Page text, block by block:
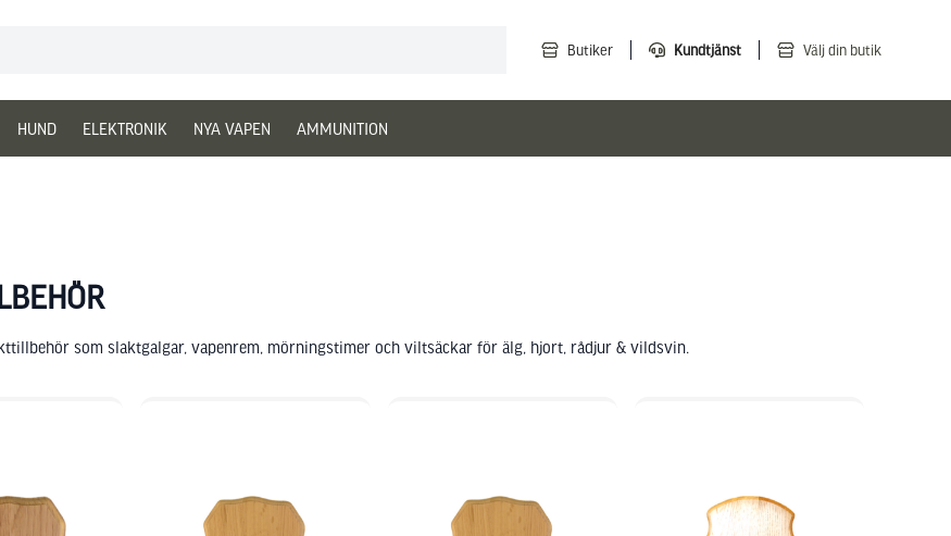
Butiker Kundtjänst Välj din butik
HUND ELEKTRONIK NYA VAPEN AMMUNITION
som slaktgalgar, vapenrem, mörningstimer och viltsäckar för älg, hjort, rådjur & vildsvin.